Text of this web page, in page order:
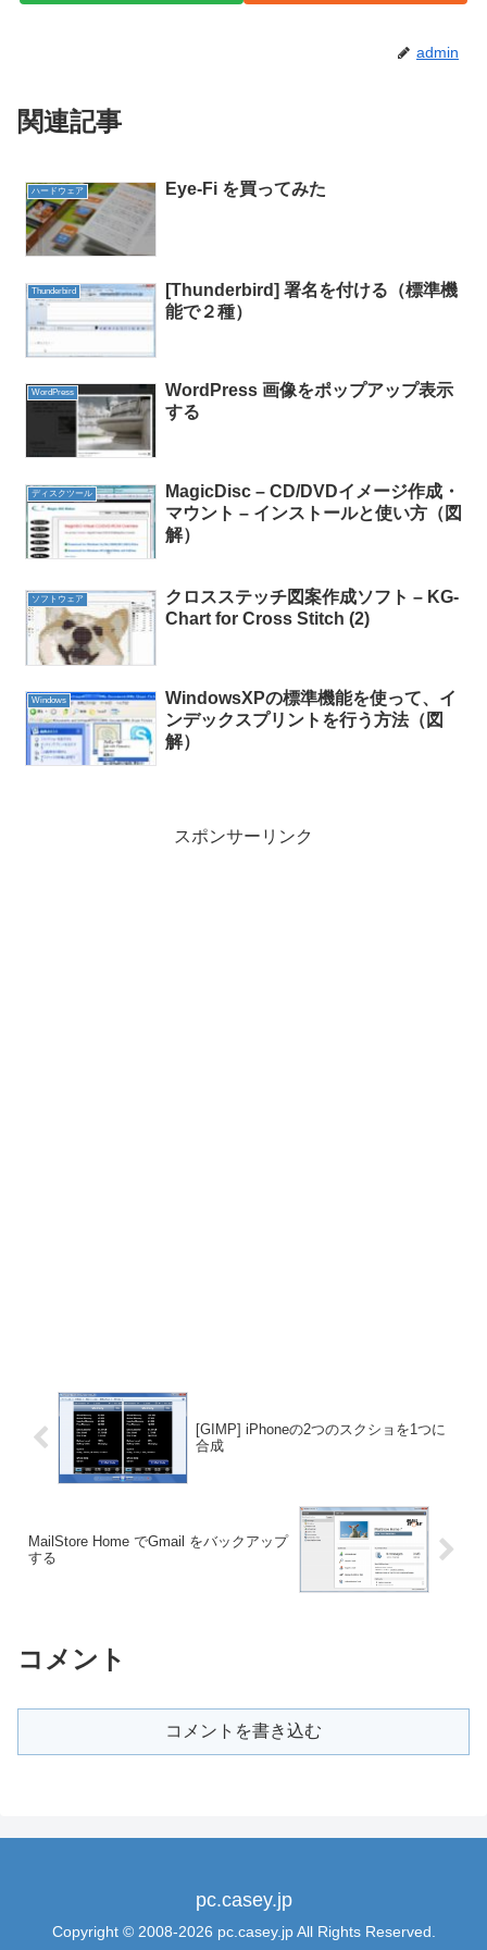
admin
関連記事
ハードウェア Eye-Fi を買ってみた
Thunderbird
[Thunderbird] 署名を付ける（標準機
能で２種）
WordPress
WordPress 画像をポップアップ表示
する
ディスクツール
MagicDisc – CD/DVDイメージ作成・
マウント – インストールと使い方（図
解）
ソフトウェア
クロスステッチ図案作成ソフト – KG-
Chart for Cross Stitch (2)
Windows
WindowsXPの標準機能を使って、イ
ンデックスプリントを行う方法（図
解）
スポンサーリンク
[GIMP] iPhoneの2つのスクショを1つに
合成
MailStore Home でGmail をバックアップ
する
コメント
コメントを書き込む
pc.casey.jp
Copyright © 2008-2026 pc.casey.jp All Rights Reserved.